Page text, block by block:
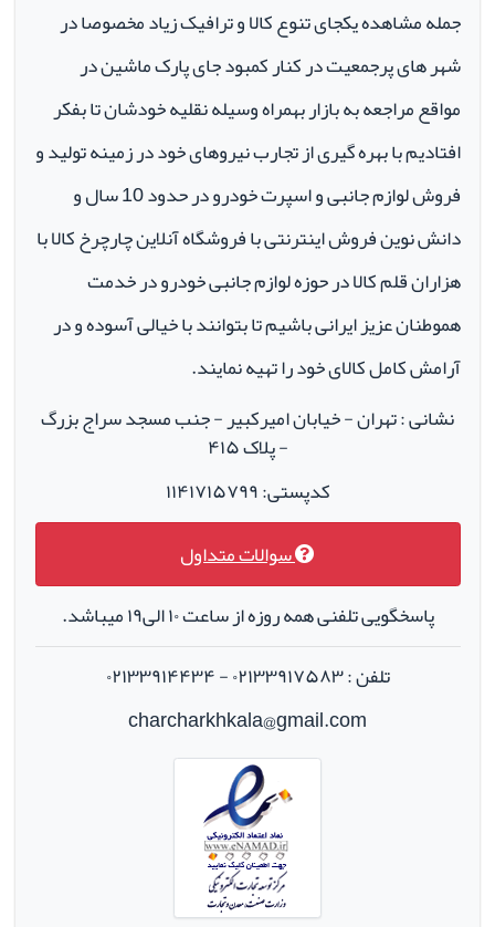
جمله مشاهده یکجای تنوع کالا و ترافیک زیاد مخصوصا در
شهر های پرجمعیت در کنار کمبود جای پارک ماشین در
مواقع مراجعه به بازار بهمراه وسیله نقلیه خودشان تا بفکر
افتادیم با بهره گیری از تجارب نیروهای خود در زمینه تولید و
فروش لوازم جانبی و اسپرت خودرو در حدود 10 سال و
دانش نوین فروش اینترنتی با فروشگاه آنلاین چارچرخ کالا با
هزاران قلم کالا در حوزه لوازم جانبی خودرو در خدمت
هموطنان عزیز ایرانی باشیم تا بتوانند با خیالی آسوده و در
آرامش کامل کالای خود را تهیه نمایند.
نشانی : تهران - خیابان امیرکبیر - جنب مسجد سراج بزرگ
- پلاک ۴۱۵
کدپستی: ۱۱۴۱۷۱۵۷۹۹
سوالات متداول
پاسخگویی تلفنی همه روزه از ساعت ۱۰ الی۱۹ میباشد.
تلفن : ۰۲۱۳۳۹۱۷۵۸۳ - ۰۲۱۳۳۹۱۴۴۳۴
charcharkhkala@gmail.com